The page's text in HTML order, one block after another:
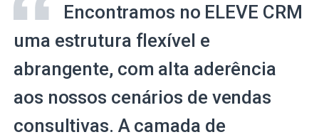
Encontramos no ELEVE CRM
uma estrutura flexível e
abrangente, com alta aderência
aos nossos cenários de vendas
consultivas. A camada de